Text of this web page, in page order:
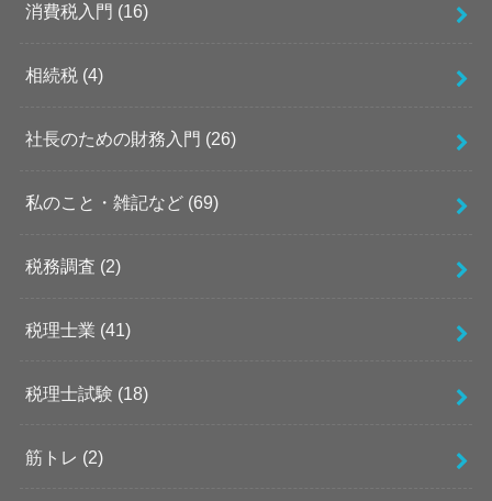
消費税入門 (16)
相続税 (4)
社長のための財務入門 (26)
私のこと・雑記など (69)
税務調査 (2)
税理士業 (41)
税理士試験 (18)
筋トレ (2)